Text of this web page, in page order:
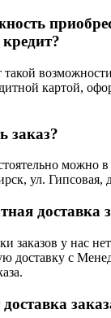
картой,
заказ?
можно
ул. Гипсовая,
доставка
заказов у нас
доставку с